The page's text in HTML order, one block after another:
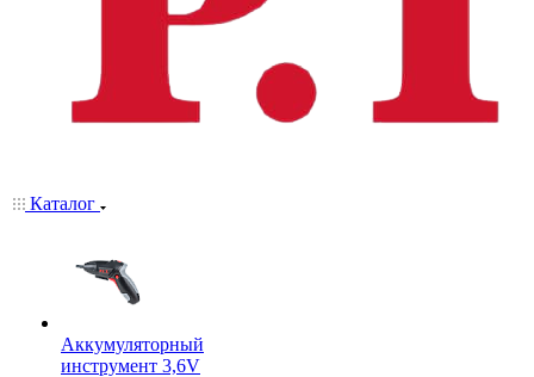
Каталог
Аккумуляторный
инструмент 3,6V